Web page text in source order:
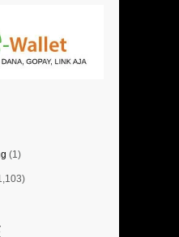
(1)